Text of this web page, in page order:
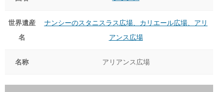
世界遺産
名
ナンシーのスタニスラス広場、カリエール広場、アリ
アンス広場
名称 アリアンス広場